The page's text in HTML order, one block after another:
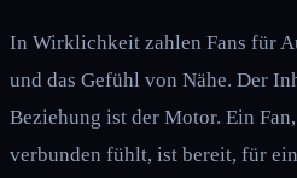
In Wirklichkeit zahlen Fans für
und das Gefühl von Nähe. Der
Beziehung ist der Motor. Ein
verbunden fühlt, ist bereit, für